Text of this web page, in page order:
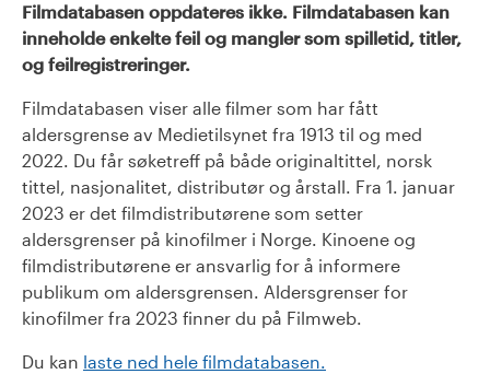
Filmdatabasen oppdateres ikke. Filmdatabasen kan
inneholde enkelte feil og mangler som spilletid, titler,
og feilregistreringer.
Filmdatabasen viser alle filmer som har fått
aldersgrense av Medietilsynet fra 1913 til og med
2022. Du får søketreff på både originaltittel, norsk
tittel, nasjonalitet, distributør og årstall. Fra 1. januar
2023 er det filmdistributørene som setter
aldersgrenser på kinofilmer i Norge. Kinoene og
filmdistributørene er ansvarlig for å informere
publikum om aldersgrensen. Aldersgrenser for
kinofilmer fra 2023 finner du på Filmweb.
Du kan laste ned hele filmdatabasen.